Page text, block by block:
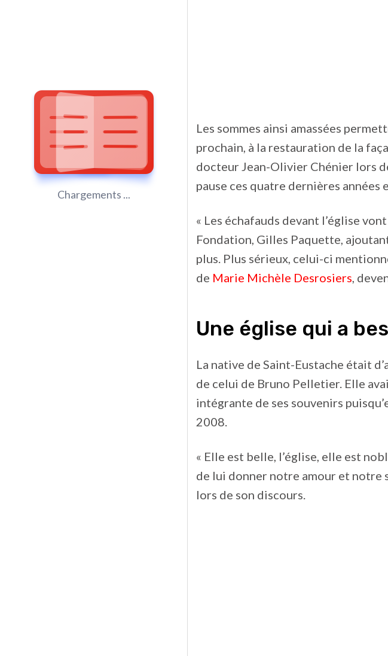
Chargements ...
Les sommes ainsi amassées
prochain, à la restauration de la
docteur Jean-Olivier Chénier lors
pause ces quatre dernières
« Les échafauds devant l’église
Fondation, Gilles Paquette,
plus. Plus sérieux, celui-ci
de Marie Michèle Desrosiers ,
Une église qui a
La native de Saint-Eustache était
de celui de Bruno Pelletier. Elle
intégrante de ses souvenirs
2008.
« Elle est belle, l’église, elle est
de lui donner notre amour et notre
lors de son discours.